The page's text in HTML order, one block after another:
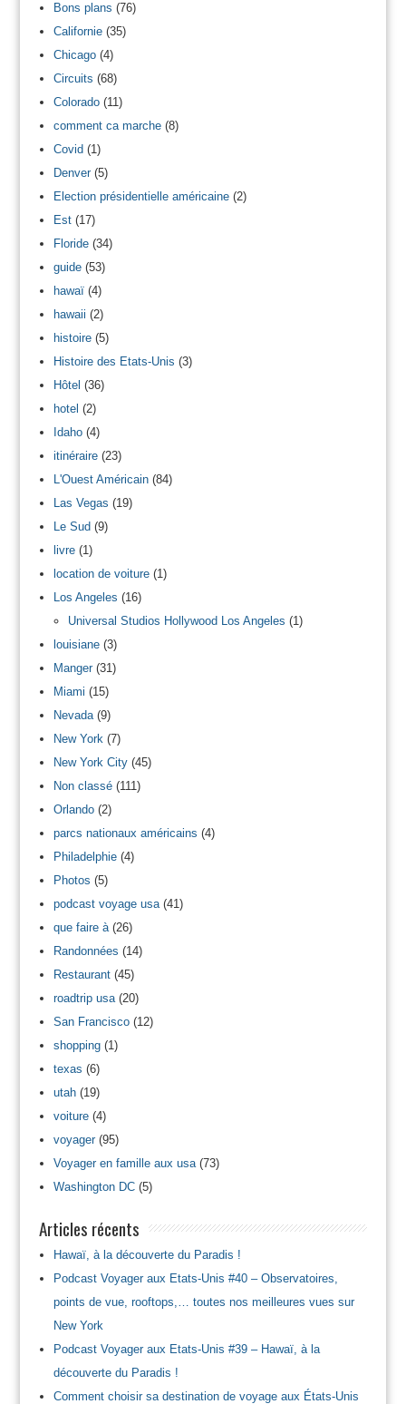
Bons plans (76)
Californie(35)
Chicago(4)
Circuits (68)
Colorado(11)
comment ca marche(8)
Covid(1)
Denver(5)
Election présidentielle américaine(2)
Est(17)
Floride(34)
guide(53)
hawaï(4)
hawaii (2)
histoire(5)
Histoire des Etats-Unis (3)
Hôtel (36)
hotel (2)
Idaho(4)
itinéraire(23)
L'Ouest Américain(84)
Las Vegas (19)
Le Sud(9)
livre(1)
location de voiture(1)
Los Angeles (16)
Universal Studios Hollywood Los Angeles (1)
louisiane(3)
Manger(31)
Miami (15)
Nevada(9)
New York (7)
New York City(45)
Non classé(111)
Orlando(2)
parcs nationaux américains (4)
Philadelphie(4)
Photos (5)
podcast voyage usa(41)
que faire à(26)
Randonnées (14)
Restaurant(45)
roadtrip usa(20)
San Francisco(12)
shopping(1)
texas (6)
utah(19)
voiture(4)
voyager(95)
Voyager en famille aux usa(73)
Washington DC(5)
Articles récents
Hawaï, à la découverte du Paradis !
Podcast Voyager aux Etats-Unis #40 – Observatoires,
points de vue, rooftops,… toutes nos meilleures vues sur
New York
Podcast Voyager aux Etats-Unis #39 – Hawaï, à la
découverte du Paradis !
Comment choisir sa destination de voyage aux États-Unis